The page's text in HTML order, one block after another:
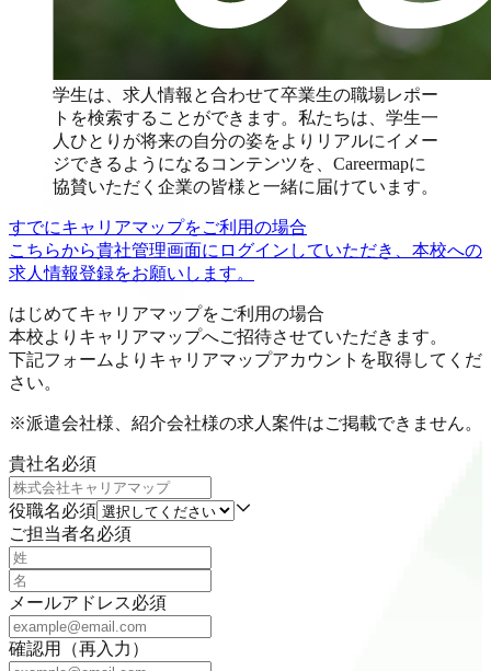
学生は、求人情報と合わせて卒業生の職場レポー
トを検索することができます。私たちは、学生一
人ひとりが将来の自分の姿をよりリアルにイメー
ジできるようになるコンテンツを、Careermapに
協賛いただく企業の皆様と一緒に届けています。
すでにキャリアマップをご利用の場合
こちらから貴社管理画面にログインしていただき、本校への
求人情報登録をお願いします。
はじめてキャリアマップをご利用の場合
本校よりキャリアマップへご招待させていただきます。
下記フォームよりキャリアマップアカウントを取得してくだ
さい。
※派遣会社様、紹介会社様の求人案件はご掲載できません。
貴社名必須
役職名必須
ご担当者名必須
メールアドレス必須
確認用（再入力）